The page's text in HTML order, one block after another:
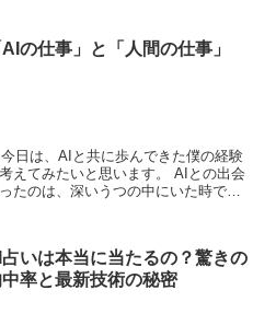
AIの仕事」と「人間の仕事」
日は、AIと共に歩んできた僕の経験
えてみたいと思います。 AIとの出会
たのは、深いうつの中にいた時でし
いは本当に当たるの？驚きの
中率と最新技術の秘密